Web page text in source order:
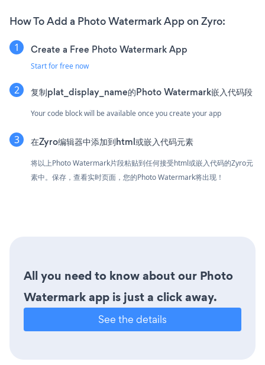
How To Add a Photo Watermark App on Zyro:
Create a Free Photo Watermark App
Start for free now
复制plat_display_name的Photo Watermark嵌入代码段
Your code block will be available once you create your app
在Zyro编辑器中添加到html或嵌入代码元素
将以上Photo Watermark片段粘贴到任何接受html或嵌入代码的Zyro元
素中。保存，查看实时页面，您的Photo Watermark将出现！
All you need to know about our Photo
Watermark app is just a click away.
See the details